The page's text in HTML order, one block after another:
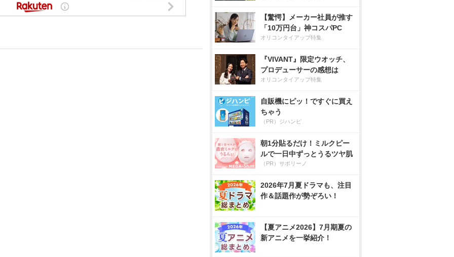
【驚愕】メーカー社員が推す
「10万円台」神コスパPC
オリコンタイアップ特集
『VIVANT』限定ウオッチ、
プロデューサーの感想は
オリコンタイアップ特集
自販機にピッ！ですぐに買え
ちゃう
（PR）ジハンピ
朝1分貼るだけ！ミルクピー
ルで一日中ずっとうるツヤ肌
（PR）サボリーノ
2026年7月夏ドラマも、注目
作＆話題作が勢ぞろい！
【夏アニメ2026】7月期夏の
新アニメを一挙紹介！